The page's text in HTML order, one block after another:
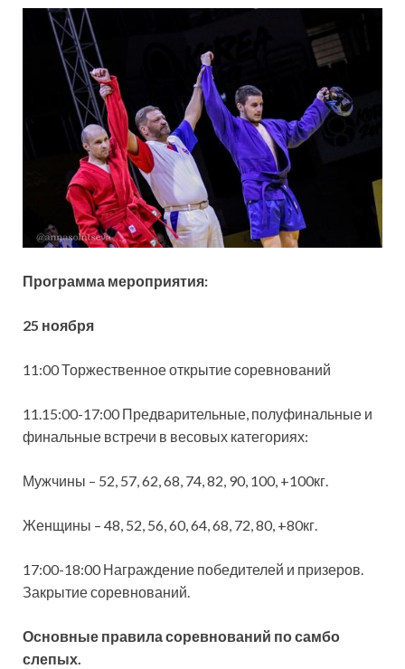
Программа мероприятия:
25 ноября
11:00 Торжественное открытие соревнований
11.15:00-17:00 Предварительные, полуфинальные и
финальные встречи в весовых категориях:
Мужчины – 52, 57, 62, 68, 74, 82, 90, 100, +100кг.
Женщины – 48, 52, 56, 60, 64, 68, 72, 80, +80кг.
17:00-18:00 Награждение победителей и призеров.
Закрытие соревнований.
Основные правила соревнований по самбо
слепых.